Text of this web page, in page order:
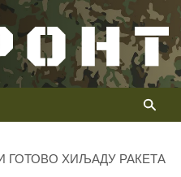
ГОТОВО ХИЉАДУ РАКЕТА